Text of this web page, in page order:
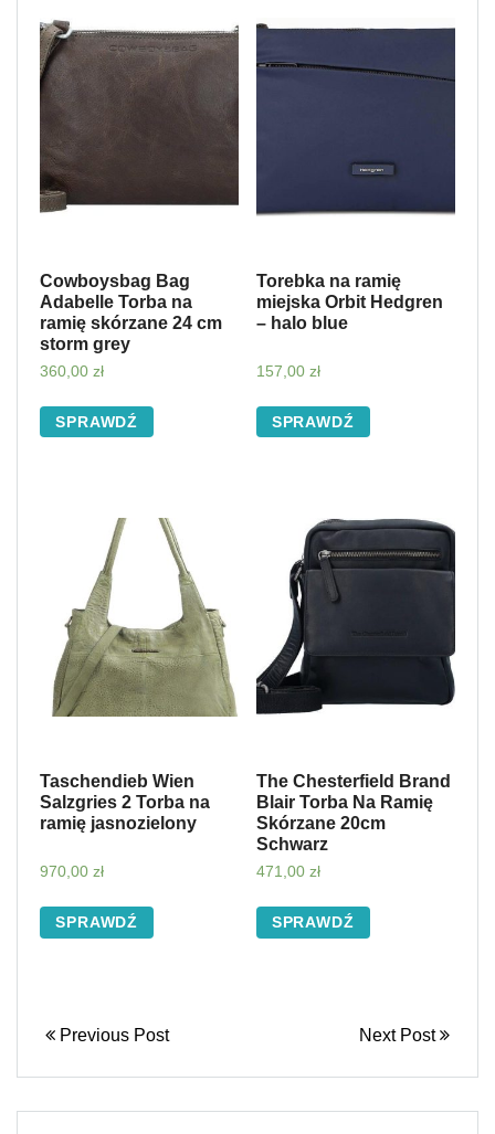
Cowboysbag Bag
Adabelle Torba na
ramię skórzane 24 cm
storm grey
360,00 zł
SPRAWDŹ
Torebka na ramię
miejska Orbit Hedgren
– halo blue
157,00 zł
SPRAWDŹ
Taschendieb Wien
Salzgries 2 Torba na
ramię jasnozielony
970,00 zł
SPRAWDŹ
The Chesterfield Brand
Blair Torba Na Ramię
Skórzane 20cm
Schwarz
471,00 zł
SPRAWDŹ
Previous Post Next Post